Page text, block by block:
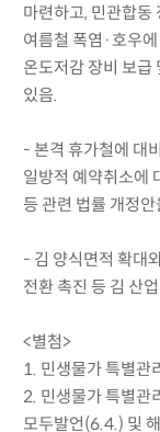
마련하고, 민관합동
여름철 폭염·호우
온도저감 장비 보급
있음.
- 본격 휴가철에 대
일방적 예약취소에
등 관련 법률 개정
- 김 양식면적 확대
전환 촉진 등 김 산
<별첨>
1. 민생물가 특별관
2. 민생물가 특별관
모두발언(6.4.) 및